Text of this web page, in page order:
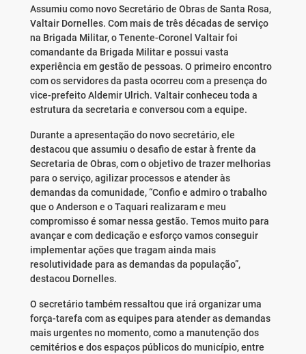
Assumiu como novo Secretário de Obras de Santa Rosa,
Valtair Dornelles. Com mais de três décadas de serviço
na Brigada Militar, o Tenente-Coronel Valtair foi
comandante da Brigada Militar e possui vasta
experiência em gestão de pessoas. O primeiro encontro
com os servidores da pasta ocorreu com a presença do
vice-prefeito Aldemir Ulrich. Valtair conheceu toda a
estrutura da secretaria e conversou com a equipe.
Durante a apresentação do novo secretário, ele
destacou que assumiu o desafio de estar à frente da
Secretaria de Obras, com o objetivo de trazer melhorias
para o serviço, agilizar processos e atender às
demandas da comunidade, “Confio e admiro o trabalho
que o Anderson e o Taquari realizaram e meu
compromisso é somar nessa gestão. Temos muito para
avançar e com dedicação e esforço vamos conseguir
implementar ações que tragam ainda mais
resolutividade para as demandas da população”,
destacou Dornelles.
O secretário também ressaltou que irá organizar uma
força-tarefa com as equipes para atender as demandas
mais urgentes no momento, como a manutenção dos
cemitérios e dos espaços públicos do município, entre